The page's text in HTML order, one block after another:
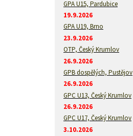
GPA U15, Pardubice
19.9.2026
GPA U19, Brno
23.9.2026
OTP, Český Krumlov
26.9.2026
GPB dospělých, Pustějov
26.9.2026
GPC U13, Český Krumlov
26.9.2026
GPC U17, Český Krumlov
3.10.2026